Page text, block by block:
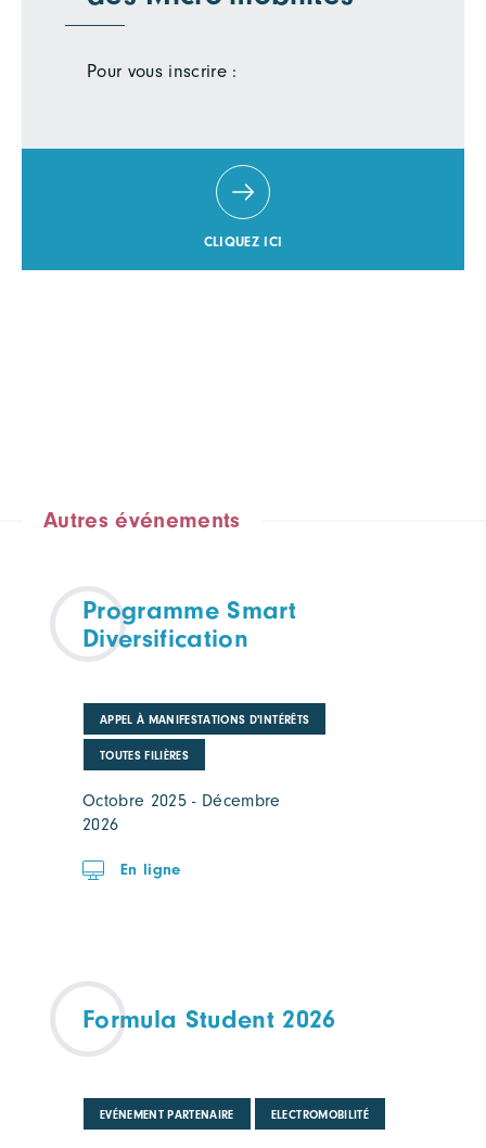
Pour vous inscrire :
CLIQUEZ ICI
Autres événements
Programme Smart
Diversification
APPEL À MANIFESTATIONS D'INTÉRÊTS
TOUTES FILIÈRES
Octobre 2025 - Décembre
2026
En ligne
Formula Student 2026
EVÉNEMENT PARTENAIRE ELECTROMOBILITÉ